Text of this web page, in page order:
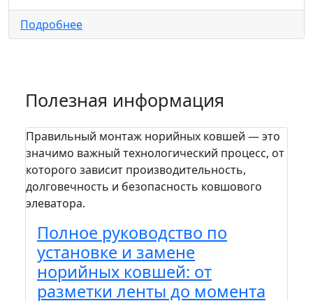
Подробнее
Полезная информация
Правильный монтаж норийных ковшей — это
значимо важный технологический процесс, от
которого зависит производительность,
долговечность и безопасность ковшового
элеватора.
Полное руководство по
установке и замене
норийных ковшей: от
разметки ленты до момента